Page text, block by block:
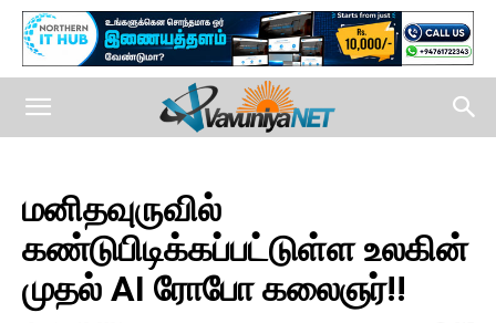
மனிதவுருவில்
கண்டுபிடிக்கப்பட்டுள்ள உலகின்
முதல் AI ரோபோ கலைஞர்!!